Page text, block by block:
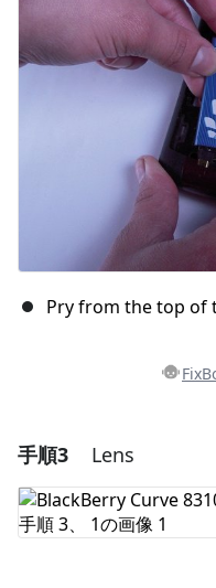
Pry from the top of
コメントを追加
手順3 Lens